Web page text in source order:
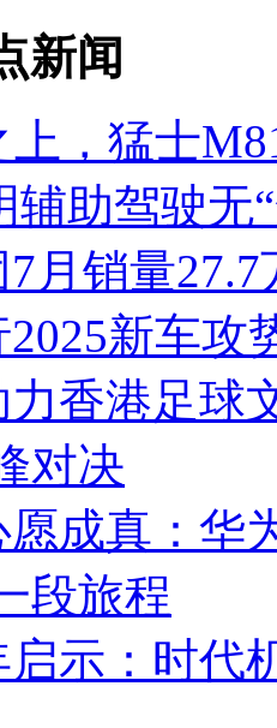
新闻
上，猛士
辅助驾驶无
月销量
新车攻
力香港足球
对决
成真：华
段旅程
示：时代